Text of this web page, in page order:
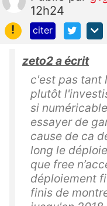
12h24
!
citer
zeto2 a écrit
c'est pas tant
plutôt
si
essayer de
cause de ca
long le
que free
déploiement
finis de